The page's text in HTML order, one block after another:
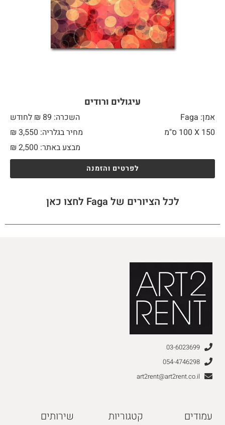
עיגולים ורודים
אמן: Faga
השכרה: 89 ₪ לחודש
150 X
מחיר בגלריה: 3,550 ₪
מבצע באתר:
₪ 2,500
לפרטים והזמנה
לכל הציורים של Faga לחצו כאן
03-6023699
054-4746298
art2rent@art2rent.co.il
עמודים קטגוריות שירותים